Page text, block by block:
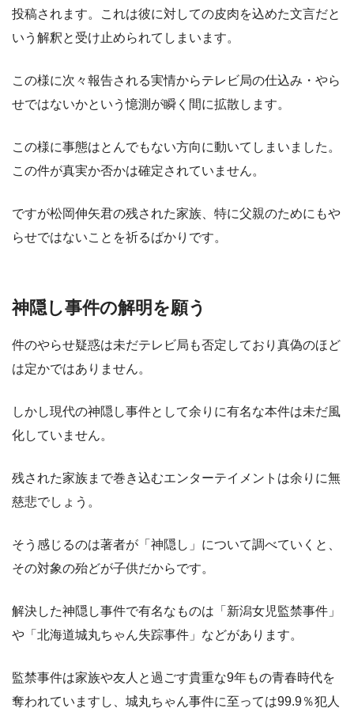
投稿されます。これは彼に対しての皮肉を込めた文言だと
いう解釈と受け止められてしまいます。
この様に次々報告される実情からテレビ局の仕込み・やら
せではないかという憶測が瞬く間に拡散します。
この様に事態はとんでもない方向に動いてしまいました。
この件が真実か否かは確定されていません。
ですが松岡伸矢君の残された家族、特に父親のためにもや
らせではないことを祈るばかりです。
神隠し事件の解明を願う
件のやらせ疑惑は未だテレビ局も否定しており真偽のほど
は定かではありません。
しかし現代の神隠し事件として余りに有名な本件は未だ風
化していません。
残された家族まで巻き込むエンターテイメントは余りに無
慈悲でしょう。
そう感じるのは著者が「神隠し」について調べていくと、
その対象の殆どが子供だからです。
解決した神隠し事件で有名なものは「新潟女児監禁事件」
や「北海道城丸ちゃん失踪事件」などがあります。
監禁事件は家族や友人と過ごす貴重な9年もの青春時代を
奪われていますし、城丸ちゃん事件に至っては99.9％犯人